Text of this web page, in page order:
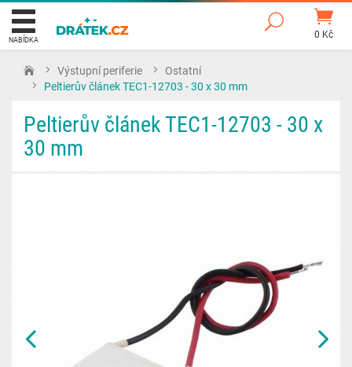
0 Kč
NABÍDKA
Výstupní periferie
Ostatní
Peltierův článek TEC1-12703 - 30 x 30 mm
Peltierův článek TEC1-12703 - 30 x
30 mm